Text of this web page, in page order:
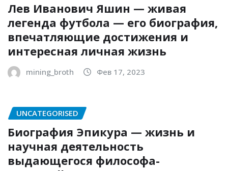
Лев Иванович Яшин — живая
легенда футбола — его биография,
впечатляющие достижения и
интересная личная жизнь
mining_broth Фев 17, 2023
UNCATEGORISED
Биография Эпикура — жизнь и
научная деятельность
выдающегося философа-